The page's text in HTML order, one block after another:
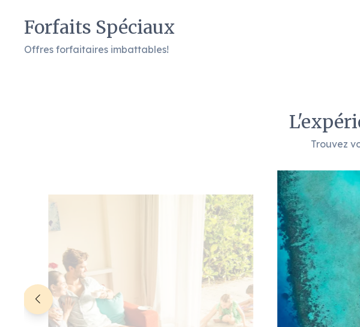
Forfaits Spéciaux
Offres forfaitaires imbattables!
Trouvez